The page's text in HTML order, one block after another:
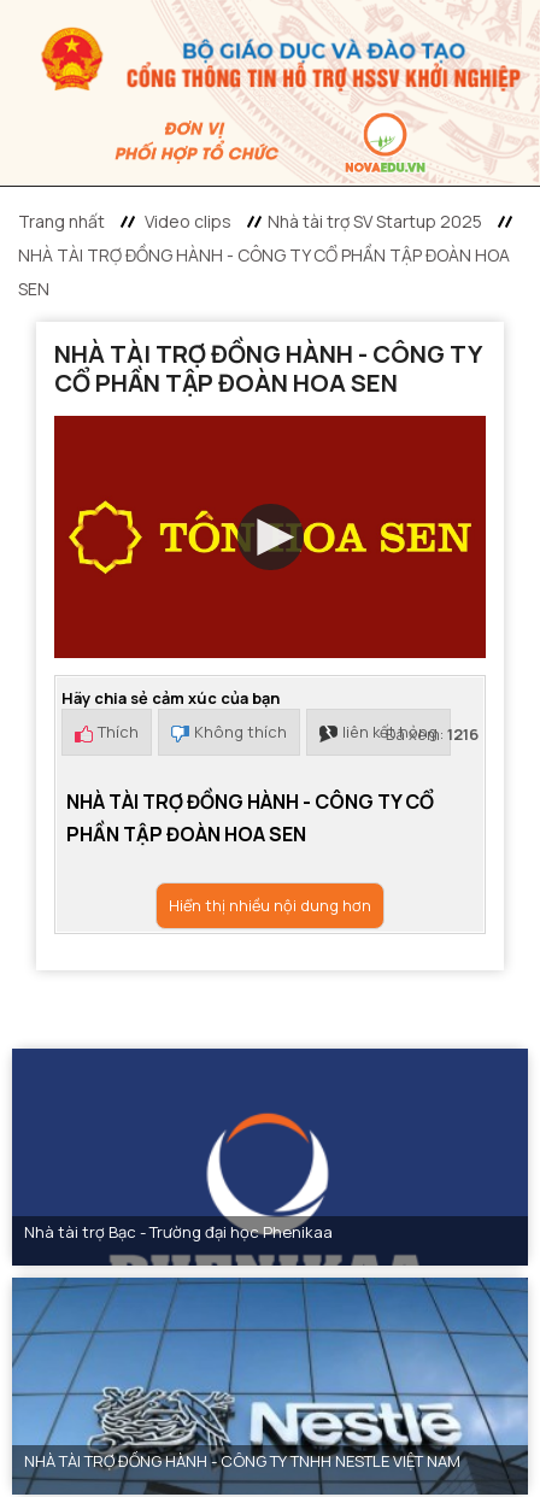
Trang nhất Video clips
Nhà tài trợ SV Startup 2025
NHÀ TÀI TRỢ ĐỒNG HÀNH - CÔNG TY CỔ PHẦN TẬP ĐOÀN HOA
SEN
NHÀ TÀI TRỢ ĐỒNG HÀNH - CÔNG TY
CỔ PHẦN TẬP ĐOÀN HOA SEN
Hãy chia sẻ cảm xúc của bạn
Thích
Không thích liên kết hỏng
Đã xem: 1216
NHÀ TÀI TRỢ ĐỒNG HÀNH - CÔNG TY CỔ
PHẦN TẬP ĐOÀN HOA SEN
Hiển thị nhiều nội dung hơn
Nhà tài trợ Bạc - Trường đại học Phenikaa
NHÀ TÀI TRỢ ĐỒNG HÀNH - CÔNG TY TNHH NESTLE VIỆT NAM